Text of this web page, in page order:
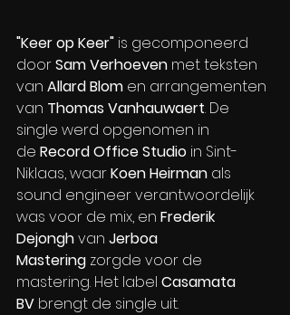
"Keer op Keer" is gecomponeerd
door Sam Verhoeven met teksten
van Allard Blom en arrangementen
van Thomas Vanhauwaert. De
single werd opgenomen in
de Record Office Studio in Sint-
Niklaas, waar Koen Heirman als
sound engineer verantwoordelijk
was voor de mix, en Frederik
Dejongh van Jerboa
Mastering zorgde voor de
mastering. Het label Casamata
BV brengt de single uit.